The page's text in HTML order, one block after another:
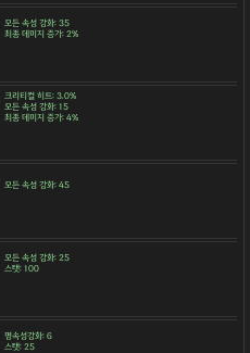
모든 속성 강화: 35
최종 데미지 증가: 2%
크리티컬 히트: 3.0%
모든 속성 강화: 15
최종 데미지 증가: 4%
모든 속성 강화: 45
모든 속성 강화: 25
스탯: 100
명속성강화: 6
스탯: 25